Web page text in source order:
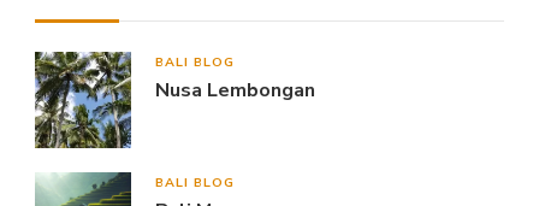
BALI BLOG
Nusa Lembongan
BALI BLOG